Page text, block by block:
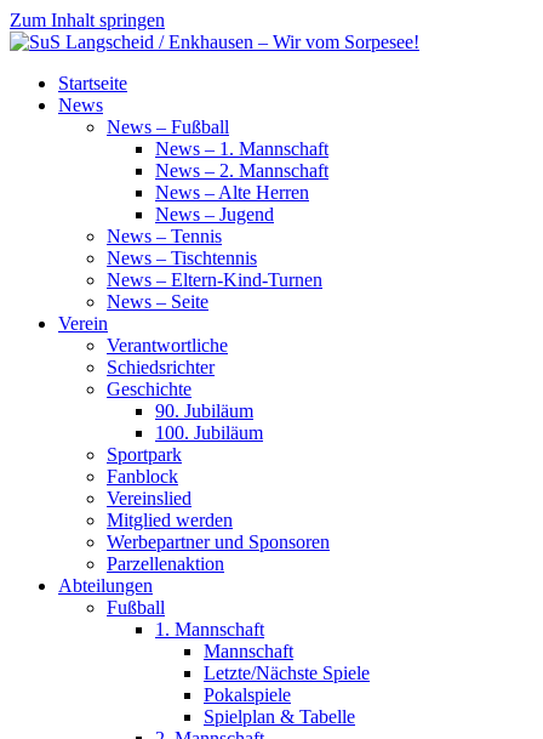
Zum Inhalt springen
SuS
Langscheid
Startseite
News
News – Fußball
News – 1. Mannschaft
News – 2. Mannschaft
News – Alte Herren
News – Jugend
News – Tennis
News – Tischtennis
News – Eltern-Kind-Turnen
News – Seite
Verein
Verantwortliche
Schiedsrichter
Geschichte
90. Jubiläum
100. Jubiläum
Sportpark
Fanblock
Vereinslied
Mitglied werden
Werbepartner und Sponsoren
Parzellenaktion
Abteilungen
Fußball
1. Mannschaft
Mannschaft
Letzte/Nächste Spiele
Pokalspiele
Spielplan & Tabelle